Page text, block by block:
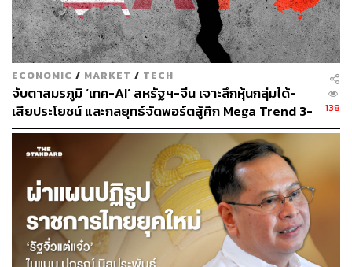
คณะกรรมการตัดสินประกอบด้วยผู้เชี่ยวชาญจาก MIT Media
Lab, ViaLink และองค์การสวนสัตว์แห่งประเทศไทยฯ การ
แข่งขันเปิดรับผลงานตั้งแต่วันที่ 21 มกราคม – 30 พฤษภาคม
2568 และจะประกาศผลในวันที่ 10 มิถุนายน 2568
อ่านรายละเอียดเพิ่มเติมและส่งผลงานได้ที่นี่:https://mooden
g.media.mit.edu/
มาร่วมสร้างการเปลี่ยนแปลงไปพร้อมกับ Moodeng และทีมผู้
เชี่ยวชาญระดับโลกกับพวกเราได้ วันนี้
TAGS: True Digital Park
หมูเด้ง
องค์การสวนสัตว์แห่งประเทศไทย
MIT Media Lab
ปัญญาประดิษฐ์ (Artificial intelligence - AI)
ECONOMIC / MARKET / TECH
จับตาสมรภูมิ ‘เทค-AI’ สหรัฐฯ-จีน เจาะลึกหุ้นกลุ่มได้-
เสียประโยชน์ และกลยุทธ์จัดพอร์ตสู้ศึก Mega Trend 3-
5 ปีข้างหน้า
138